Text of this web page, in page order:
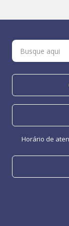
Horário de